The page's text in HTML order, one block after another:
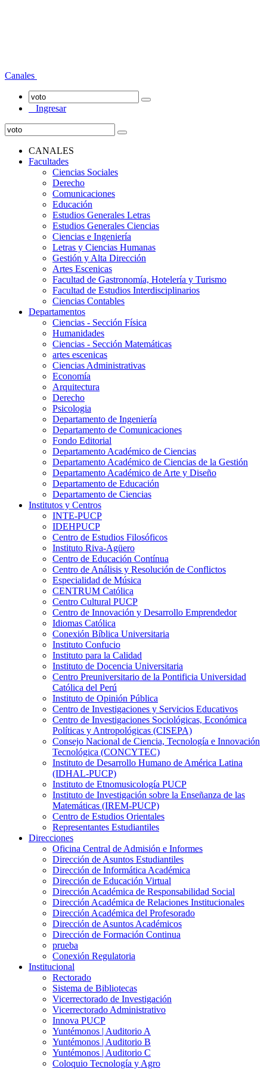
Canales
Ingresar
CANALES
Facultades
Ciencias Sociales
Derecho
Comunicaciones
Educación
Estudios Generales Letras
Estudios Generales Ciencias
Ciencias e Ingeniería
Letras y Ciencias Humanas
Gestión y Alta Dirección
Artes Escenicas
Facultad de Gastronomía, Hotelería y Turismo
Facultad de Estudios Interdisciplinarios
Ciencias Contables
Departamentos
Ciencias - Sección Física
Humanidades
Ciencias - Sección Matemáticas
artes escenicas
Ciencias Administrativas
Economía
Arquitectura
Derecho
Psicologia
Departamento de Ingeniería
Departamento de Comunicaciones
Fondo Editorial
Departamento Académico de Ciencias
Departamento Académico de Ciencias de la Gestión
Departamento Académico de Arte y Diseño
Departamento de Educación
Departamento de Ciencias
Institutos y Centros
INTE-PUCP
IDEHPUCP
Centro de Estudios Filosóficos
Instituto Riva-Agüero
Centro de Educación Contínua
Centro de Análisis y Resolución de Conflictos
Especialidad de Música
CENTRUM Católica
Centro Cultural PUCP
Centro de Innovación y Desarrollo Emprendedor
Idiomas Católica
Conexión Bíblica Universitaria
Instituto Confucio
Instituto para la Calidad
Instituto de Docencia Universitaria
Centro Preuniversitario de la Pontificia Universidad
Católica del Perú
Instituto de Opinión Pública
Centro de Investigaciones y Servicios Educativos
Centro de Investigaciones Sociológicas, Económica
Políticas y Antropológicas (CISEPA)
Consejo Nacional de Ciencia, Tecnología e Innovación
Tecnológica (CONCYTEC)
Instituto de Desarrollo Humano de América Latina
(IDHAL-PUCP)
Instituto de Etnomusicología PUCP
Instituto de Investigación sobre la Enseñanza de las
Matemáticas (IREM-PUCP)
Centro de Estudios Orientales
Representantes Estudiantiles
Direcciones
Oficina Central de Admisión e Informes
Dirección de Asuntos Estudiantiles
Dirección de Informática Académica
Dirección de Educación Virtual
Dirección Académica de Responsabilidad Social
Dirección Académica de Relaciones Institucionales
Dirección Académica del Profesorado
Dirección de Asuntos Académicos
Dirección de Formación Continua
prueba
Conexión Regulatoria
Institucional
Rectorado
Sistema de Bibliotecas
Vicerrectorado de Investigación
Vicerrectorado Administrativo
Innova PUCP
Yuntémonos | Auditorio A
Yuntémonos | Auditorio B
Yuntémonos | Auditorio C
Coloquio Tecnología y Agro